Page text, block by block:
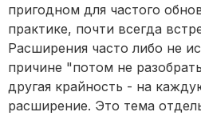
пригодном для частого
практике, почти всегда
Расширения часто либо не
причине "потом не
другая крайность - на
расширение. Это тема